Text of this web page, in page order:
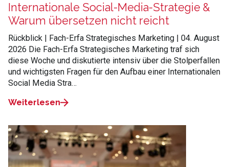
Internationale Social-Media-Strategie &
Warum übersetzen nicht reicht
Rückblick | Fach-Erfa Strategisches Marketing | 04. August
2026 Die Fach-Erfa Strategisches Marketing traf sich
diese Woche und diskutierte intensiv über die Stolperfallen
und wichtigsten Fragen für den Aufbau einer Internationalen
Social Media Stra…
Weiterlesen